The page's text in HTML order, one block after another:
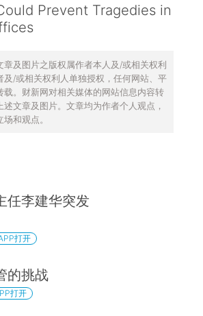
Prevent Tragedies in
章及图片之版权属作者本人及/或相关权利
及/或相关权利人单独授权，任何网站、平
载。财新网对相关媒体的网站信息内容转
文章及图片。文章均为作者个人观点，
和观点。
任李建华突发
打开
的挑战
打开